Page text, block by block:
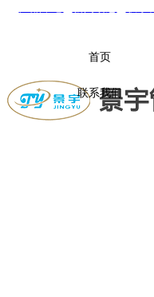
首页
联系我们